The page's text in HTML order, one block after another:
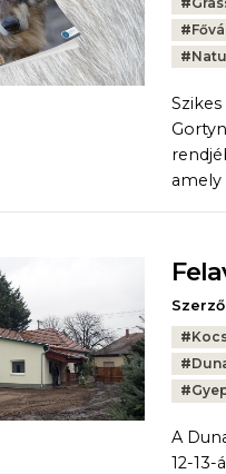
#
#
amely
Tags:
#
#
#
A
12-